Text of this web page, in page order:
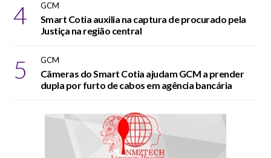
4 GCM
Smart Cotia auxilia na captura de procurado pela
Justiça na região central
5 GCM
Câmeras do Smart Cotia ajudam GCM a prender
dupla por furto de cabos em agência bancária